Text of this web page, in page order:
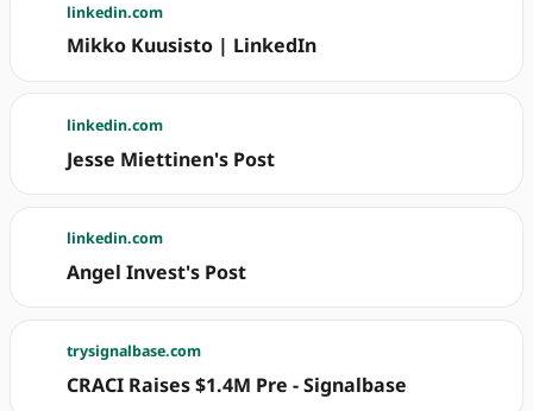
linkedin.com
Mikko Kuusisto | LinkedIn
linkedin.com
Jesse Miettinen's Post
linkedin.com
Angel Invest's Post
trysignalbase.com
CRACI Raises $1.4M Pre - Signalbase